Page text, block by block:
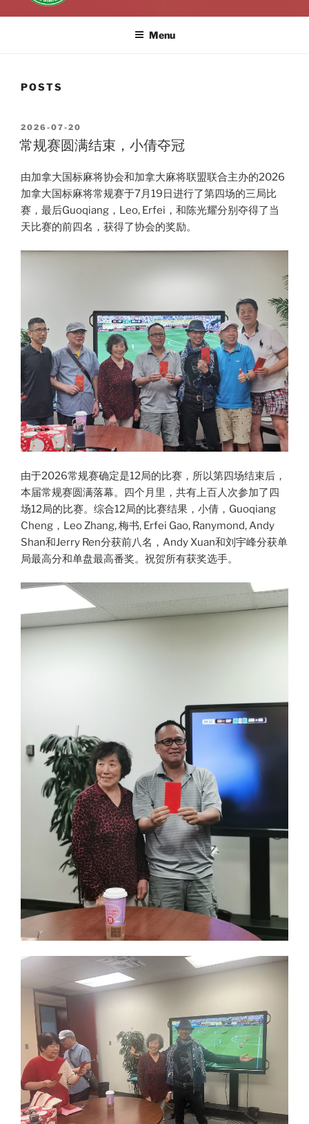
Menu
POSTS
POSTED
ON
2026-07-20
常规赛圆满结束，小倩夺冠
由加拿大国标麻将协会和加拿大麻将联盟联合主办的2026
加拿大国标麻将常规赛于7月19日进行了第四场的三局比
赛，最后Guoqiang，Leo, Erfei，和陈光耀分别夺得了当
天比赛的前四名，获得了协会的奖励。
由于2026常规赛确定是12局的比赛，所以第四场结束后，
本届常规赛圆满落幕。四个月里，共有上百人次参加了四
场12局的比赛。综合12局的比赛结果，小倩，Guoqiang
Cheng，Leo Zhang, 梅书, Erfei Gao, Ranymond, Andy
Shan和Jerry Ren分获前八名，Andy Xuan和刘宇峰分获单
局最高分和单盘最高番奖。祝贺所有获奖选手。